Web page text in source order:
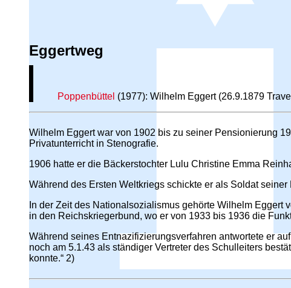
Eggertweg
Poppenbüttel (1977): Wilhelm Eggert (26.9.1879
Wilhelm Eggert war von 1902 bis zu seiner Pensionierung
Privatunterricht in Stenografie.
1906 hatte er die Bäckerstochter Lulu Christine Emma
Während des Ersten Weltkriegs schickte er als Soldat
In der Zeit des Nationalsozialismus gehörte Wilhelm
in den Reichskriegerbund, wo er von 1933 bis 1936 die
Während seines Entnazifizierungsverfahren antwortete er
noch am 5.1.43 als ständiger Vertreter des Schulleiters
konnte.“ 2)